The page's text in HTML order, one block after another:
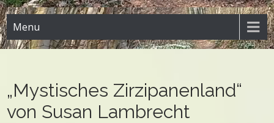
Menu
„Mystisches Zirzipanenland“
von Susan Lambrecht